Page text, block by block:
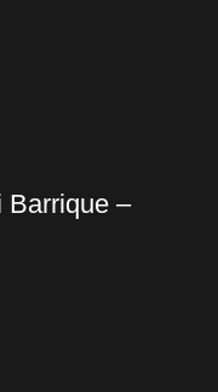
Barrique –